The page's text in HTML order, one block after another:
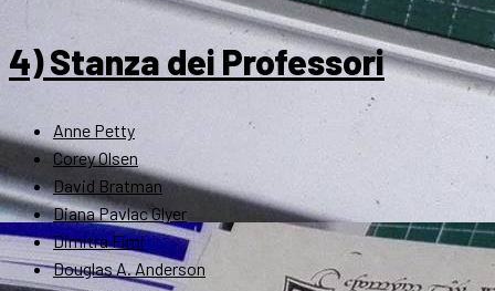
4) Stanza dei Professori
Anne Petty
Corey Olsen
David Bratman
Diana Pavlac Glyer
Dimitra Fimi
Douglas A. Anderson